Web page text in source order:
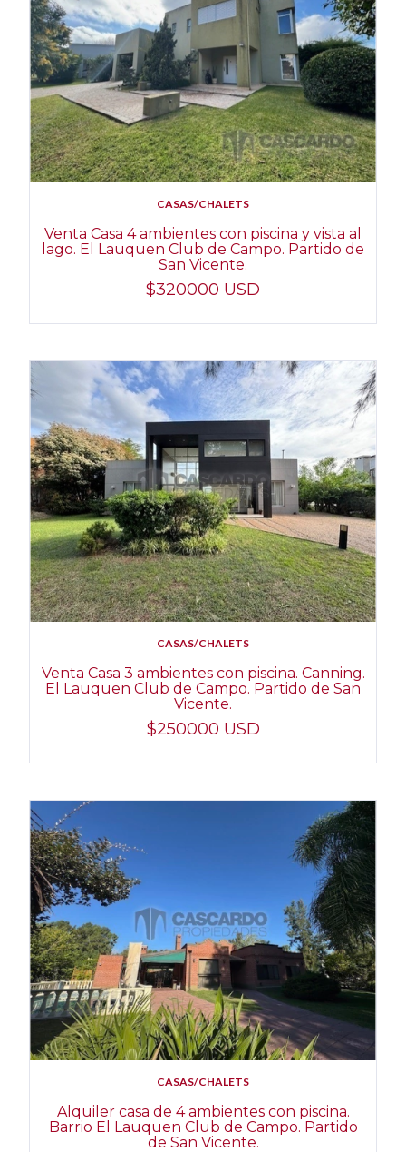
CASAS/CHALETS
Venta Casa 4 ambientes con piscina y vista al
lago. El Lauquen Club de Campo. Partido de
San Vicente.
$320000 USD
CASAS/CHALETS
Venta Casa 3 ambientes con piscina. Canning.
El Lauquen Club de Campo. Partido de San
Vicente.
$250000 USD
CASAS/CHALETS
Alquiler casa de 4 ambientes con piscina.
Barrio El Lauquen Club de Campo. Partido
de San Vicente.